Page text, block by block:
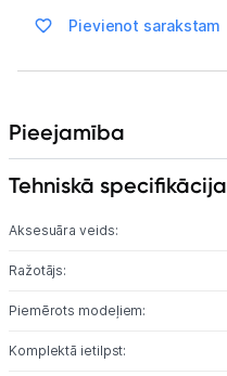
Blogs
Pievienot sarakstam
Pieejamība
Tehniskā specifikācija
Aksesuāra veids:
Ražotājs:
Piemērots modeļiem:
Komplektā ietilpst: